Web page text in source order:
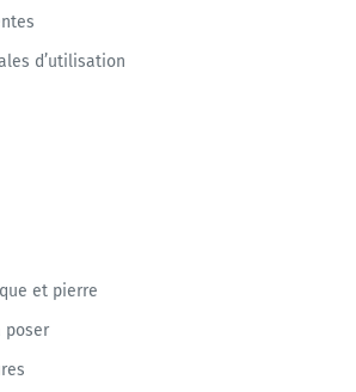
d’utilisation
et pierre
poser